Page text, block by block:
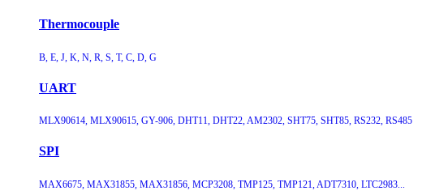
Thermocouple
B, E, J, K, N, R, S, T, C, D, G
UART
MLX90614, MLX90615, GY-906, DHT11, DHT22, AM2302, SHT75, SHT85, RS232, RS485
SPI
MAX6675, MAX31855, MAX31856, MCP3208, TMP125, TMP121, ADT7310, LTC2983...